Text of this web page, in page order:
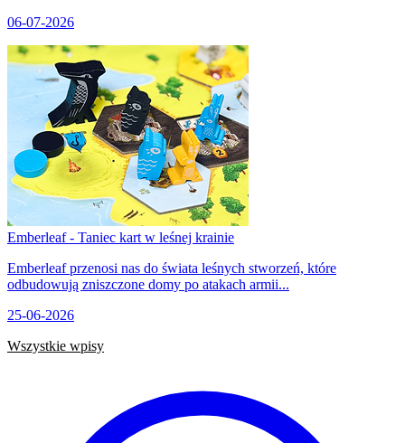
06-07-2026
Emberleaf - Taniec kart w leśnej krainie
Emberleaf przenosi nas do świata leśnych stworzeń, które
odbudowują zniszczone domy po atakach armii...
25-06-2026
Wszystkie wpisy